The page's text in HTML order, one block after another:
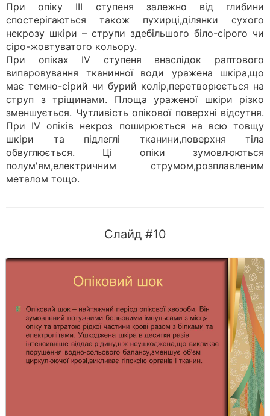
При опіку ІІІ ступеня залежно від глибини
спостерігаються також пухирці,ділянки сухого
некрозу шкіри – струпи здебільшого біло-сірого чи
сіро-жовтуватого кольору.
При опіках ІV ступеня внаслідок раптового
випаровування тканинної води уражена шкіра,що
має темно-сірий чи бурий колір,перетворюється на
струп з тріщинами. Площа ураженої шкіри різко
зменшується. Чутливість опікової поверхні відсутня.
При ІV опіків некроз поширюється на всю товщу
шкіри та підлеглі тканини,поверхня тіла
обвуглюється. Ці опіки зумовлюються
полум'ям,електричним струмом,розплавленим
металом тощо.
Слайд #10